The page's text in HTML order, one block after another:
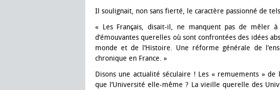
Il soulignait, non sans fierté, le caractère passionné de
« Les Français, disait-il, ne manquent pas de mêler
d’émouvantes querelles où sont confrontées des idées
monde et de l’Histoire. Une réforme générale de
chronique en France. »
Disons une actualité séculaire ! Les « remuements » de
que l’Université elle-même ? La vieille querelle des